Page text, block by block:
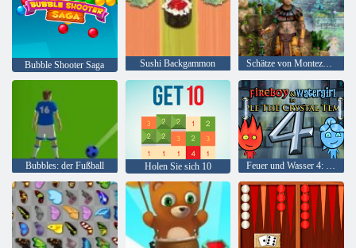
Bubble Shooter Saga Sushi Backgammon Schätze von Montezuma 2
Bubbles: der Fußball Holen Sie sich 10 Feuer und Wasser 4: Kristalltempel